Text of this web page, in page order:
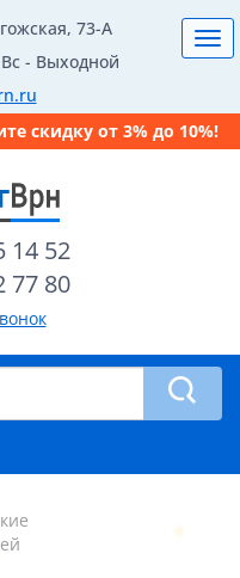
73-А
- Выходной
скидку от 3% до 10%!
14 52
77 80